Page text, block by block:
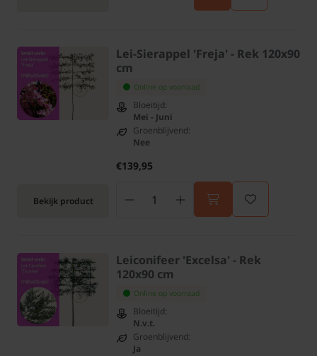
Bekijk product
Lei-Sierappel 'Freja' - Rek 120x90
cm
Online op voorraad
Bloeitijd:
Mei - Juni
Groenblijvend:
Nee
€139,95
Leiconifeer 'Excelsa' - Rek
120x90 cm
Online op voorraad
Bloeitijd:
N.v.t.
Groenblijvend:
Ja